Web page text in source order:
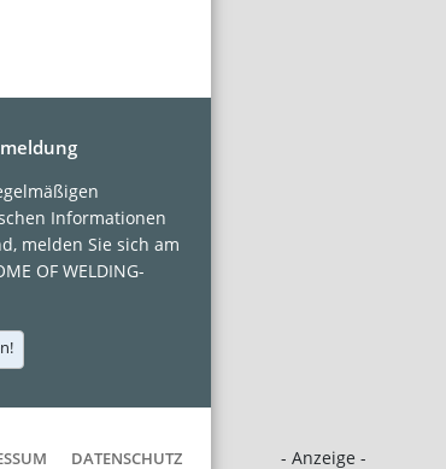
- Anzeige -
Informationen
melden Sie sich am
OF WELDING-
DATENSCHUTZ